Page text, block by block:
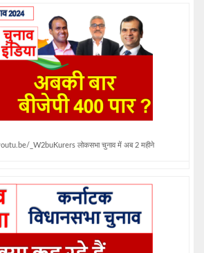
_W2buKurers लोकसभा चुनाव में अब 2 महीने